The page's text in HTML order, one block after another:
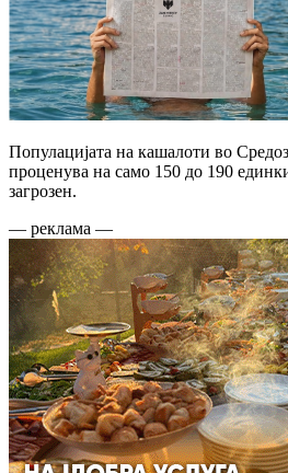
Популацијата на кашалоти во
проценува на само 150 до 190
загрозен.
— реклама —